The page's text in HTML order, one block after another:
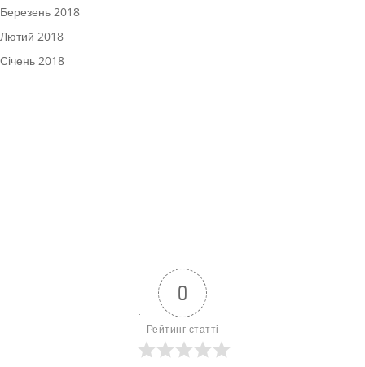
Березень 2018
Лютий 2018
Січень 2018
0
Рейтинг статті